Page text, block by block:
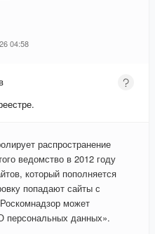
04:58
распространение
ведомство в 2012 году
который пополняется
попадают сайты с
может
персональных данных».